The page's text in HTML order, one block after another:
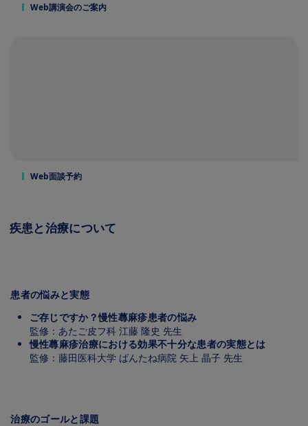
Web講演会のご案内
Web面談予約
疾患と治療について
患者の悩みと実態
ご存じですか？慢性蕁⿇疹患者の悩み
監修：あたご⽪フ科 江藤 隆史 先⽣
慢性蕁⿇疹治療における効果不⼗分な患者の実態とは
監修：藤⽥医科⼤学 ばんたね病院 ⽮上 晶⼦ 先⽣
治療のゴールと課題